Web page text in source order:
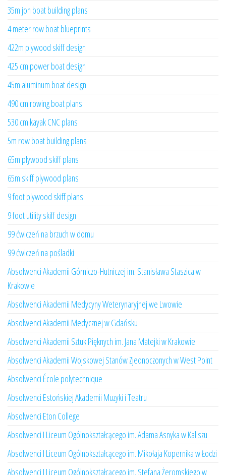
35m jon boat building plans
4 meter row boat blueprints
422m plywood skiff design
425 cm power boat design
45m aluminum boat design
490 cm rowing boat plans
530 cm kayak CNC plans
5m row boat building plans
65m plywood skiff plans
65m skiff plywood plans
9 foot plywood skiff plans
9 foot utility skiff design
99 ćwiczeń na brzuch w domu
99 ćwiczeń na pośladki
Absolwenci Akademii Górniczo-Hutniczej im. Stanisława Staszica w
Krakowie
Absolwenci Akademii Medycyny Weterynaryjnej we Lwowie
Absolwenci Akademii Medycznej w Gdańsku
Absolwenci Akademii Sztuk Pięknych im. Jana Matejki w Krakowie
Absolwenci Akademii Wojskowej Stanów Zjednoczonych w West Point
Absolwenci École polytechnique
Absolwenci Estońskiej Akademii Muzyki i Teatru
Absolwenci Eton College
Absolwenci I Liceum Ogólnokształcącego im. Adama Asnyka w Kaliszu
Absolwenci I Liceum Ogólnokształcącego im. Mikołaja Kopernika w Łodzi
Absolwenci I Liceum Ogólnokształcącego im. Stefana Żeromskiego w